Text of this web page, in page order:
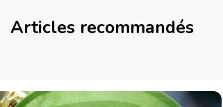
Articles recommandés